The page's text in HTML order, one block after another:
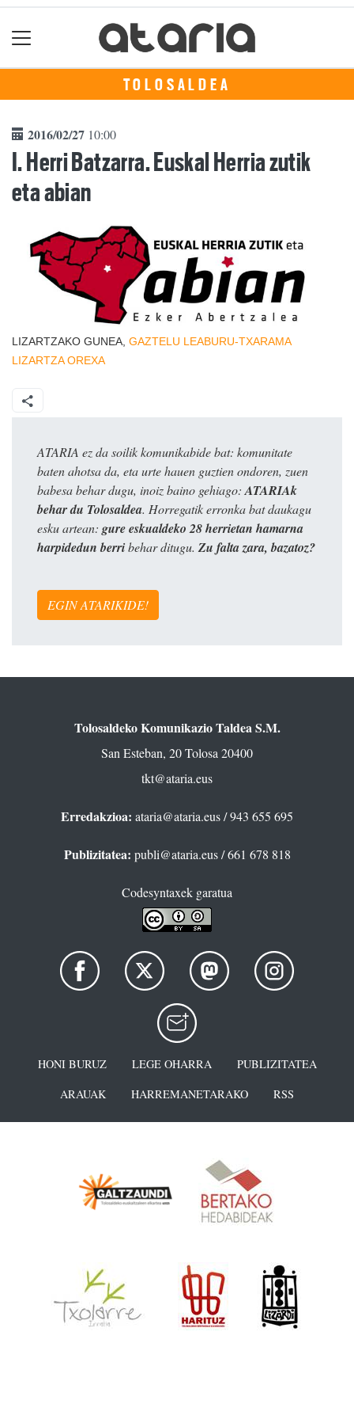
TOLOSALDEA
2016/02/27 10:00
I. Herri Batzarra. Euskal Herria zutik
eta abian
LIZARTZAKO GUNEA, GAZTELU LEABURU-TXARAMA
LIZARTZA OREXA
ATARIA ez da soilik komunikabide bat: komunitate
baten ahotsa da, eta urte hauen guztien ondoren, zuen
babesa behar dugu, inoiz baino gehiago: ATARIAk
behar du Tolosaldea. Horregatik erronka bat daukagu
esku artean: gure eskualdeko 28 herrietan hamarna
harpidedun berribehar ditugu. Zu falta zara, bazatoz?
EGIN ATARIKIDE!
Tolosaldeko Komunikazio Taldea S.M.
San Esteban, 20 Tolosa 20400
tkt@ataria.eus
Erredakzioa: ataria@ataria.eus/ 943 655 695
Publizitatea: publi@ataria.eus/ 661 678 818
Codesyntaxek garatua
HONI BURUZ LEGE OHARRA
PUBLIZITATEA
ARAUAK
HARREMANETARAKO RSS